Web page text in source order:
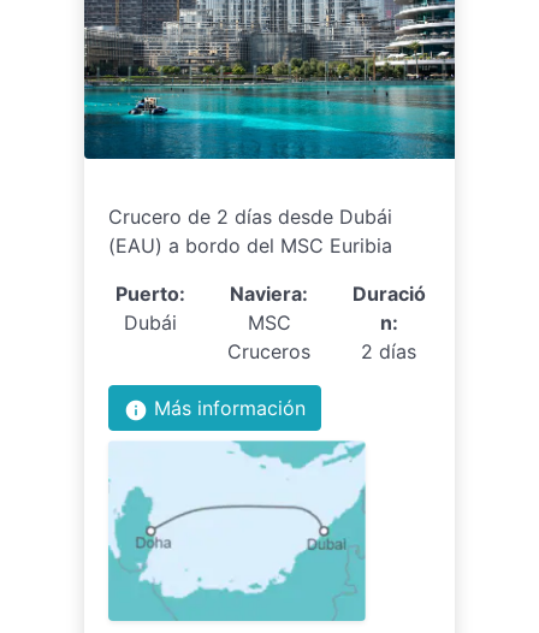
Crucero de 2 días desde Dubái
(EAU) a bordo del MSC Euribia
Puerto:
Dubái
Naviera:
MSC
Cruceros
Duració
n:
2 días
info Más información